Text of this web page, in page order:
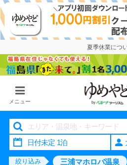
夏季休業につ
メニュー
絞り込み 三浦マホロバ温泉